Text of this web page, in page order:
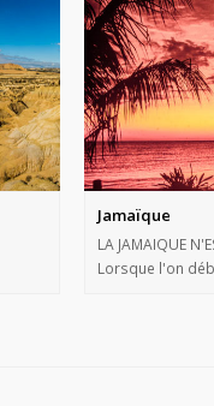
Jamaïque
LA JAMAIQUE
Lorsque l'on